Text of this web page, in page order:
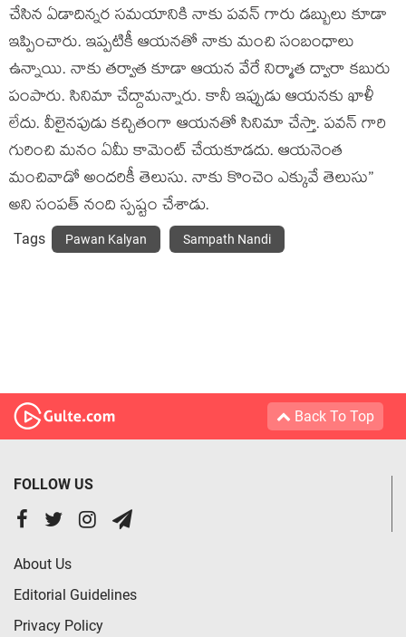
చేసిన ఏడాదిన్న‌ర స‌మ‌యానికి నాకు ప‌వ‌న్ గారు డ‌బ్బులు కూడా
ఇప్పించారు. ఇప్ప‌టికీ ఆయ‌న‌తో నాకు మంచి సంబంధాలు
ఉన్నాయి. నాకు త‌ర్వాత కూడా ఆయ‌న వేరే నిర్మాత ద్వారా క‌బురు
పంపారు. సినిమా చేద్దామ‌న్నారు. కానీ ఇప్పుడు ఆయ‌న‌కు ఖాళీ
లేదు. వీలైన‌పుడు క‌చ్చితంగా ఆయ‌న‌తో సినిమా చేస్తా. ప‌వ‌న్ గారి
గురించి మ‌నం ఏమీ కామెంట్ చేయ‌కూడ‌దు. ఆయ‌నెంత
మంచివాడో అంద‌రికీ తెలుసు. నాకు కొంచెం ఎక్కువే తెలుసు”
అని సంప‌త్ నంది స్ప‌ష్టం చేశాడు.
Tags Pawan Kalyan Sampath Nandi
Back To Top
FOLLOW US
About Us
Editorial Guidelines
Privacy Policy